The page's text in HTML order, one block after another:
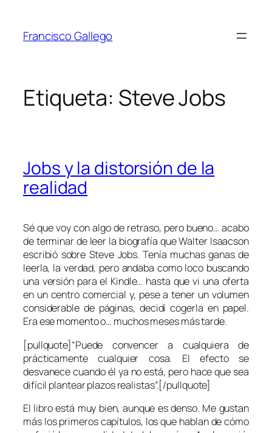
contenido
Francisco Gallego
Etiqueta: Steve Jobs
Jobs y la distorsión de la
realidad
Sé que voy con algo de retraso, pero bueno… acabo
de terminar de leer la biografía que Walter Isaacson
escribió sobre Steve Jobs. Tenía muchas ganas de
leerla, la verdad, pero andaba como loco buscando
una versión para el Kindle… hasta que vi una oferta
en un centro comercial y, pese a tener un volumen
considerable de páginas, decidí cogerla en papel.
Era ese momento o… muchos meses más tarde.
[pullquote]“Puede convencer a cualquiera de
prácticamente cualquier cosa. El efecto se
desvanece cuando él ya no está, pero hace que sea
difícil plantear plazos realistas”.[/pullquote]
El libro está muy bien, aunque es denso. Me gustan
más los primeros capítulos, los que hablan de cómo